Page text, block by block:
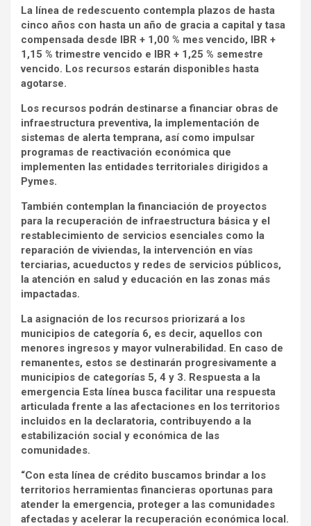
La línea de redescuento contempla plazos de hasta
cinco años con hasta un año de gracia a capital y tasa
compensada desde IBR + 1,00 % mes vencido, IBR +
1,15 % trimestre vencido e IBR + 1,25 % semestre
vencido. Los recursos estarán disponibles hasta
agotarse.
Los recursos podrán destinarse a financiar obras de
infraestructura preventiva, la implementación de
sistemas de alerta temprana, así como impulsar
programas de reactivación económica que
implementen las entidades territoriales dirigidos a
Pymes.
También contemplan la financiación de proyectos
para la recuperación de infraestructura básica y el
restablecimiento de servicios esenciales como la
reparación de viviendas, la intervención en vías
terciarias, acueductos y redes de servicios públicos,
la atención en salud y educación en las zonas más
impactadas.
La asignación de los recursos priorizará a los
municipios de categoría 6, es decir, aquellos con
menores ingresos y mayor vulnerabilidad. En caso de
remanentes, estos se destinarán progresivamente a
municipios de categorías 5, 4 y 3. Respuesta a la
emergencia Esta línea busca facilitar una respuesta
articulada frente a las afectaciones en los territorios
incluidos en la declaratoria, contribuyendo a la
estabilización social y económica de las
comunidades.
“Con esta línea de crédito buscamos brindar a los
territorios herramientas financieras oportunas para
atender la emergencia, proteger a las comunidades
afectadas y acelerar la recuperación económica local.